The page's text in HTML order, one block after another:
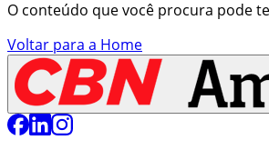
O conteúdo que você procura pode
Voltar para a Home